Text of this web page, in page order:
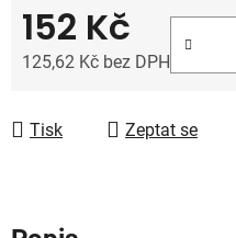
152 Kč
125,62 Kč bez DPH
Tisk Zeptat se